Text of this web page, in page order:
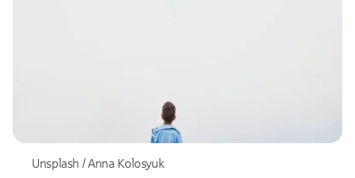
Unsplash / Anna Kolosyuk